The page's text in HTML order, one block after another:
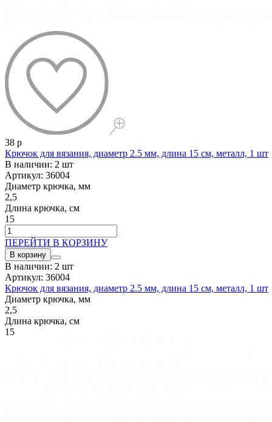
38 р
Крючок для вязания, диаметр 2.5 мм, длина 15 см, металл, 1 шт
В наличии: 2 шт
Артикул: 36004
Диаметр крючка, мм
2,5
Длина крючка, см
15
ПЕРЕЙТИ В КОРЗИНУ
В корзину
В наличии: 2 шт
Артикул: 36004
Крючок для вязания, диаметр 2.5 мм, длина 15 см, металл, 1 шт
Диаметр крючка, мм
2,5
Длина крючка, см
15